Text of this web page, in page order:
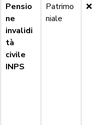
Pensio
ne
invalidi
tà
civile
INPS
Patrimo
niale
❌